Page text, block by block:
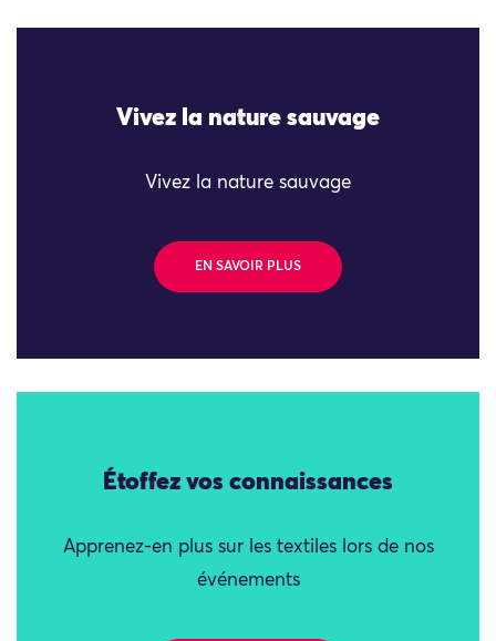
Vivez la nature sauvage
Vivez la nature sauvage
EN SAVOIR PLUS
Étoffez vos connaissances
Apprenez-en plus sur les textiles lors de nos
événements